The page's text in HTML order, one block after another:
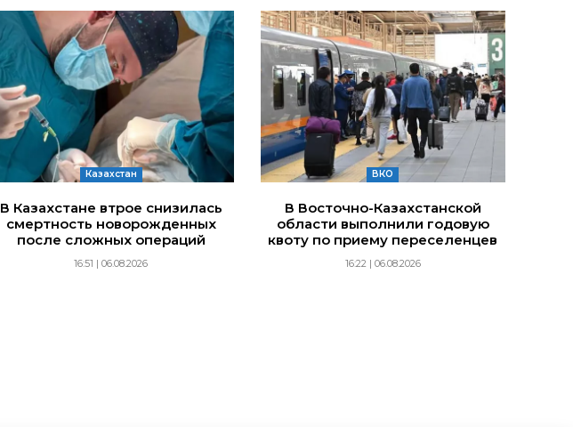
Казахстан
В Казахстане втрое снизилась
смертность новорожденных
после сложных операций
16:51 | 06.08.2026
ВКО
В Восточно-Казахстанской
области выполнили годовую
квоту по приему переселенцев
16:22 | 06.08.2026